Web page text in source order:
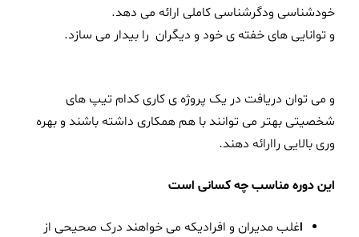
خودشناسی ودگرشناسی کاملی ارائه می دهد.
و توانایی های خفته ی خود و دیگران را بیدار می سازد.
و می توان دریافت در یک پروژه ی کاری کدام تیپ های
شخصیتی بهتر می توانند با هم همکاری داشته باشند و بهره
وری بالایی راارائه دهند.
این دوره مناسب چه کسانی است
اغلب مدیران و افرادیکه می خواهند درک صحیحی از